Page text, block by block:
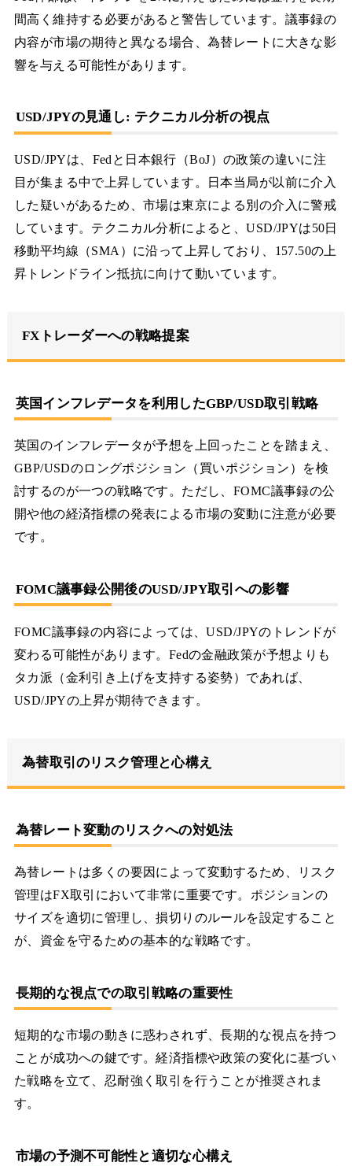
間高く維持する必要があると警告しています。議事録の
内容が市場の期待と異なる場合、為替レートに大きな影
響を与える可能性があります。
USD/JPYの見通し: テクニカル分析の視点
USD/JPYは、Fedと日本銀行（BoJ）の政策の違いに注
目が集まる中で上昇しています。日本当局が以前に介入
した疑いがあるため、市場は東京による別の介入に警戒
しています。テクニカル分析によると、USD/JPYは50日
移動平均線（SMA）に沿って上昇しており、157.50の上
昇トレンドライン抵抗に向けて動いています。
FXトレーダーへの戦略提案
英国インフレデータを利用したGBP/USD取引戦略
英国のインフレデータが予想を上回ったことを踏まえ、
GBP/USDのロングポジション（買いポジション）を検
討するのが一つの戦略です。ただし、FOMC議事録の公
開や他の経済指標の発表による市場の変動に注意が必要
です。
FOMC議事録公開後のUSD/JPY取引への影響
FOMC議事録の内容によっては、USD/JPYのトレンドが
変わる可能性があります。Fedの金融政策が予想よりも
タカ派（金利引き上げを支持する姿勢）であれば、
USD/JPYの上昇が期待できます。
為替取引のリスク管理と心構え
為替レート変動のリスクへの対処法
為替レートは多くの要因によって変動するため、リスク
管理はFX取引において非常に重要です。ポジションの
サイズを適切に管理し、損切りのルールを設定すること
が、資金を守るための基本的な戦略です。
長期的な視点での取引戦略の重要性
短期的な市場の動きに惑わされず、長期的な視点を持つ
ことが成功への鍵です。経済指標や政策の変化に基づい
た戦略を立て、忍耐強く取引を行うことが推奨されま
す。
市場の予測不可能性と適切な心構え